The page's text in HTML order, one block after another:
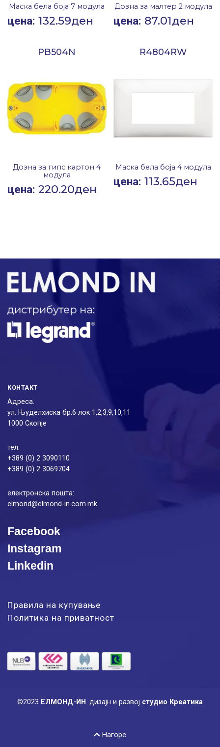
Маска бела боја 7 модула
цена: 132.59ден
Дозна за малтер 2 модула
цена: 87.01ден
PB504N
Дозна за гипс картон 4
модула
цена: 220.20ден
R4804RW
Маска бела боја 4 модула
цена:113.65ден
КОНТАКТ
Адреса.
ул. Њуделхиска бр.6 лок 1,2,3,9,10,11
1000 Скопје
тел:
+389 (0) 2 3090110
+389 (0) 2 3069704
електронска пошта:
elmond@elmond-in.com.mk
Facebook
Instagram
Linkedin
Правила на купување
Политика на приватност
©2023 ЕЛМОНД-ИН. дизајн и развој студио Креатика
Нагоре